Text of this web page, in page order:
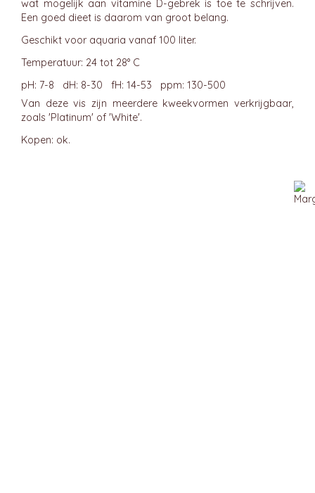
wat mogelijk aan vitamine D-gebrek is toe te schrijven.
Een goed dieet is daarom van groot belang.
Geschikt voor aquaria vanaf 100 liter.
Temperatuur: 24 tot 28° C
pH: 7-8 dH: 8-30 fH: 14-53 ppm: 130-500
Van deze vis zijn meerdere kweekvormen verkrijgbaar,
zoals 'Platinum' of 'White'.
Kopen: ok.